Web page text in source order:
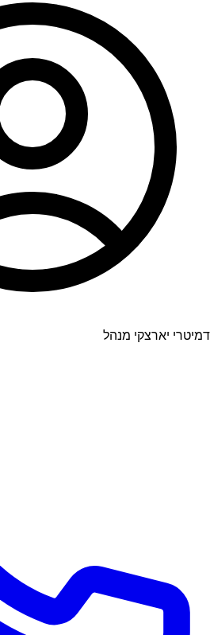
דמיטרי יארצקי מנהל